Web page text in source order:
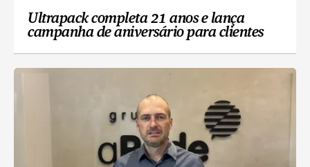
Ultrapack completa 21 anos e lança
campanha de aniversário para clientes